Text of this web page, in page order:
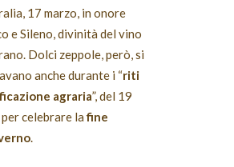
17 marzo, in onore
e Sileno, divinità del vino
Dolci zeppole, però, si
anche durante i “riti
agraria”, del 19
celebrare lafine
.